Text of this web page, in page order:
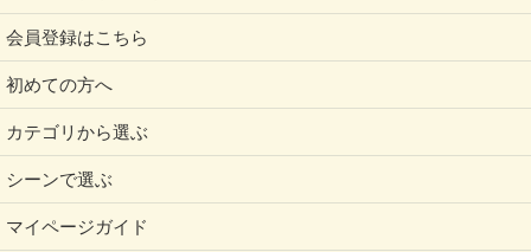
会員登録はこちら
初めての方へ
カテゴリから選ぶ
シーンで選ぶ
マイページガイド